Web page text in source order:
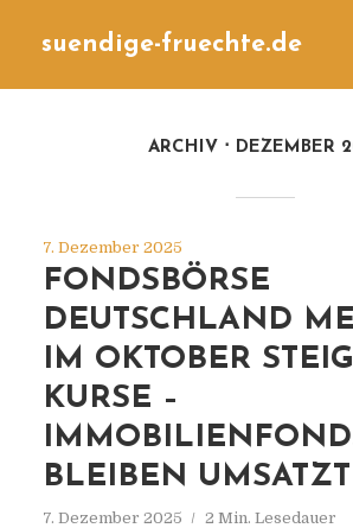
suendige-fruechte.de
ARCHIV DEZEMBER
7. Dezember 2025
FONDSBÖRSE
DEUTSCHLAND
IM OKTOBER
KURSE –
BLEIBEN
7. Dezember 2025 2 Min. Lesedauer